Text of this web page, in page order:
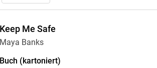
Keep Me Safe
Maya Banks
Buch (kartoniert)